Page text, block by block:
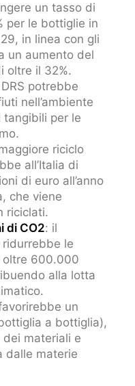
un tasso di
per le bottiglie in
in linea con gli
un aumento del
oltre il 32%.
potrebbe
nell’ambiente
tangibili per le
riciclo
all’Italia di
di euro all’anno
che viene
riciclati.
di CO2: il
le
oltre 600.000
alla lotta
un
a bottiglia),
materiali e
dalle materie